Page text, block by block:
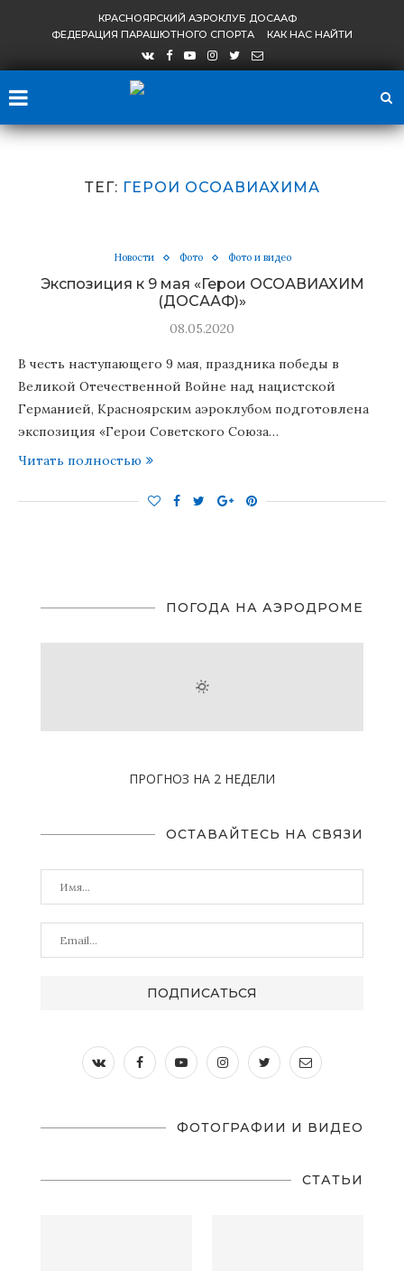
КРАСНОЯРСКИЙ АЭРОКЛУБ ДОСААФ
ФЕДЕРАЦИЯ ПАРАШЮТНОГО СПОРТА
КАК НАС НАЙТИ
ТЕГ: ГЕРОИ ОСОАВИАХИМА
Новости Фото Фото и видео
Экспозиция к 9 мая «Герои ОСОАВИАХИМ
(ДОСААФ)»
08.05.2020
В честь наступающего 9 мая, праздника победы в
Великой Отечественной Войне над нацистской
Германией, Красноярским аэроклубом подготовлена
экспозиция «Герои Советского Союза…
Читать полностью
ПОГОДА НА АЭРОДРОМЕ
ПРОГНОЗ НА 2 НЕДЕЛИ
ОСТАВАЙТЕСЬ НА СВЯЗИ
ФОТОГРАФИИ И ВИДЕО
СТАТЬИ